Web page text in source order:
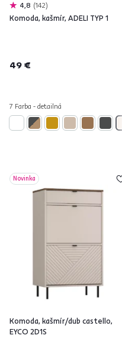
4,8 142
Komoda, kašmír, ADELI TYP 1
49 €
7 Farba - detailná
Novinka
Komoda, kašmír/dub castello,
EYCO 2D1S